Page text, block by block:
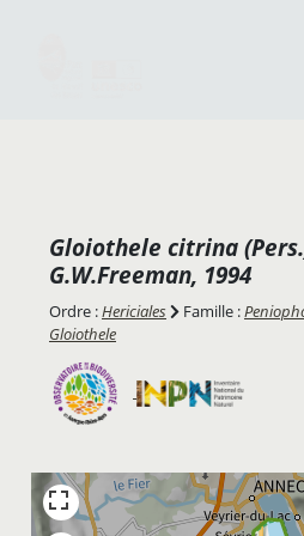
Gloiothele citrina
G.W.Freeman, 1994
Ordre :Hericiales Famille :
Gloiothele